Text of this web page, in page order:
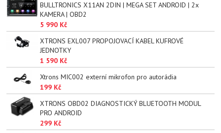
BULLTRONICS X11AN 2DIN | MEGA SET ANDROID | 2x
KAMERA | OBD2
5 990 Kč
XTRONS EXL007 PROPOJOVACÍ KABEL KUFROVÉ
JEDNOTKY
1 590 Kč
Xtrons MIC002 externí mikrofon pro autorádia
199 Kč
XTRONS OBD02 DIAGNOSTICKÝ BLUETOOTH MODUL
PRO ANDROID
299 Kč